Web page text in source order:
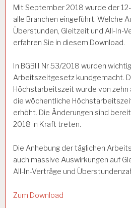
Mit September 2018 wurde der
alle Branchen eingeführt. Welche
Überstunden, Gleitzeit und All-In-
erfahren Sie in diesem Download.
In BGBl I Nr 53/2018 wurden
Arbeitszeitgesetz kundgemacht.
Höchstarbeitszeit wurde von zehn
die wöchentliche
erhöht. Die Änderungen sind
2018 in Kraft treten.
Die Anhebung der täglichen
auch massive Auswirkungen auf
All-In-Verträge und
Zum Download